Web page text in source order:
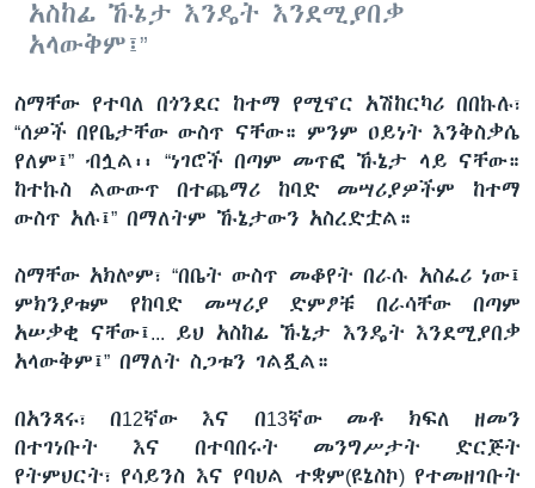
አስከፊ ኹኔታ እንዴት እንደሚያበቃ
አላውቅም፤”
ስማቸው የተባለ በጎንደር ከተማ የሚኖር አሽከርካሪ በበኩሉ፣
“ሰዎች በየቤታቸው ውስጥ ናቸው። ምንም ዐይነት እንቅስቃሴ
የለም፤” ብሏል፡፡ “ነገሮች በጣም መጥፎ ኹኔታ ላይ ናቸው።
ከተኩስ ልውውጥ በተጨማሪ ከባድ መሣሪያዎችም ከተማ
ውስጥ አሉ፤” በማለትም ኹኔታውን አስረድቷል።
ስማቸው አክሎም፣ “በቤት ውስጥ መቆየት በራሱ አስፈሪ ነው፤
ምክንያቱም የከባድ መሣሪያ ድምፆቹ በራሳቸው በጣም
አሠቃቂ ናቸው፤... ይህ አስከፊ ኹኔታ እንዴት እንደሚያበቃ
አላውቅም፤” በማለት ስጋቱን ገልጿል።
በአንጻሩ፣ በ12ኛው እና በ13ኛው መቶ ክፍለ ዘመን
በተገነቡት እና በተባበሩት መንግሥታት ድርጅት
የትምህርት፣ የሳይንስ እና የባህል ተቋም(ዩኔስኮ) የተመዘገቡት